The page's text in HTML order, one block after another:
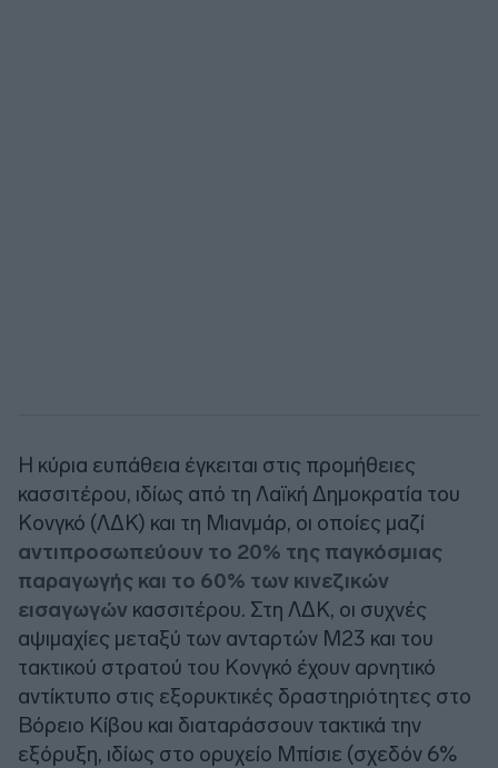
Η κύρια ευπάθεια έγκειται στις προμήθειες
κασσιτέρου, ιδίως από τη Λαϊκή Δημοκρατία του
Κονγκό (ΛΔΚ) και τη Μιανμάρ, οι οποίες μαζί
αντιπροσωπεύουν το 20% της παγκόσμιας
παραγωγής και το 60% των κινεζικών
εισαγωγών κασσιτέρου. Στη ΛΔΚ, οι συχνές
αψιμαχίες μεταξύ των ανταρτών M23 και του
τακτικού στρατού του Κονγκό έχουν αρνητικό
αντίκτυπο στις εξορυκτικές δραστηριότητες στο
Βόρειο Κίβου και διαταράσσουν τακτικά την
εξόρυξη, ιδίως στο ορυχείο Μπίσιε (σχεδόν 6%